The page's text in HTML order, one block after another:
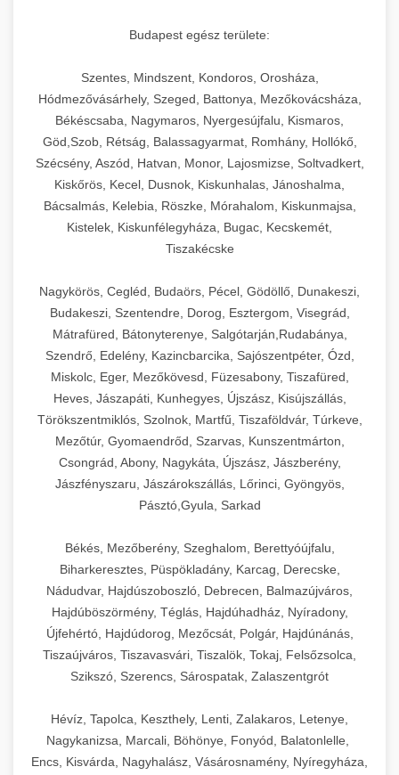
Hatékony lezárási és tartósítási megoldások.
chef-iparikonyhagepek.hu
kereskedelmi csomagoló gép
professzionális konyhák számára. Nagy
kapacitású sütő- és főzőberendezés precíz
hőmérséklet-szabályozással.
chef-iparikonyhagepek.hu
kereskedelmi sütősütő
❄️ 25. Ipari Hűtőszekrény +
Professzionális hűtőegységek és hűtőkamrák
kereskedelmi konyhák számára.
Energiahatékony hűtési megoldások nagy
kapacitással.
chef-iparikonyhagepek.hu
💧 26. Ipari Mosogatógép +
Kereskedelmi mosogatóberendezések nagy
forgalmú éttermi műveletekhez. Gyors tisztítási
ciklusok fertőtlenítési képességekkel.
chef-iparikonyhagepek.hu
🧀 27. Ipari Sajtreszelő Gép +
élelmiszer-előkészítéshez. Különböző reszelési
méretek különböző alkalmazásokhoz.
chef-iparikonyhagepek.hu
kereskedelmi sajtreszelő
🍳 28. Nagykonyhai
Berendezések
+
Teljes körű nagykonyhai berendezések és
professzionális vendéglátóipari kellékek.
Minden, ami szükséges éttermi és catering
műveletekhez.
chef-iparikonyhagepek.hu
kereskedelmi konyhai megoldások
Budapest egész területe:
Szentes, Mindszent, Kondoros, Orosháza,
Hódmezővásárhely, Szeged, Battonya, Mezőkovácsháza,
Békéscsaba, Nagymaros, Nyergesújfalu, Kismaros,
Göd,Szob, Rétság, Balassagyarmat, Romhány, Hollókő,
Szécsény, Aszód, Hatvan, Monor, Lajosmizse, Soltvadkert,
Kiskőrös, Kecel, Dusnok, Kiskunhalas, Jánoshalma,
Bácsalmás, Kelebia, Röszke, Mórahalom, Kiskunmajsa,
Kistelek, Kiskunfélegyháza, Bugac, Kecskemét,
Tiszakécske
Nagykörös, Cegléd, Budaörs, Pécel, Gödöllő, Dunakeszi,
Budakeszi, Szentendre, Dorog, Esztergom, Visegrád,
Mátrafüred, Bátonyterenye, Salgótarján,Rudabánya,
Szendrő, Edelény, Kazincbarcika, Sajószentpéter, Ózd,
Miskolc, Eger, Mezőkövesd, Füzesabony, Tiszafüred,
Heves, Jászapáti, Kunhegyes, Újszász, Kisújszállás,
Törökszentmiklós, Szolnok, Martfű, Tiszaföldvár, Túrkeve,
Mezőtúr, Gyomaendrőd, Szarvas, Kunszentmárton,
Csongrád, Abony, Nagykáta, Újszász, Jászberény,
Jászfényszaru, Jászárokszállás, Lőrinci, Gyöngyös,
Pásztó,Gyula, Sarkad
Békés, Mezőberény, Szeghalom, Berettyóújfalu,
Biharkeresztes, Püspökladány, Karcag, Derecske,
Nádudvar, Hajdúszoboszló, Debrecen, Balmazújváros,
Hajdúböszörmény, Téglás, Hajdúhadház, Nyíradony,
Újfehértó, Hajdúdorog, Mezőcsát, Polgár, Hajdúnánás,
Tiszaújváros, Tiszavasvári, Tiszalök, Tokaj, Felsőzsolca,
Szikszó, Szerencs, Sárospatak, Zalaszentgrót
Hévíz, Tapolca, Keszthely, Lenti, Zalakaros, Letenye,
Nagykanizsa, Marcali, Böhönye, Fonyód, Balatonlelle,
Encs, Kisvárda, Nagyhalász, Vásárosnamény, Nyíregyháza,